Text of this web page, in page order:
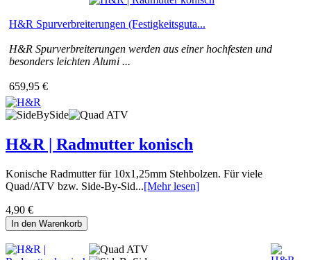
H&R Spurverbreiterungen (Festigkeitsguta...
H&R Spurverbreiterungen werden aus einer hochfesten und
besonders leichten Alumi ...
659,95 €
H&R | Radmutter konisch
Konische Radmutter für 10x1,25mm Stehbolzen. Für viele
Quad/ATV bzw. Side-By-Sid...[Mehr lesen]
4,90 €
In den Warenkorb